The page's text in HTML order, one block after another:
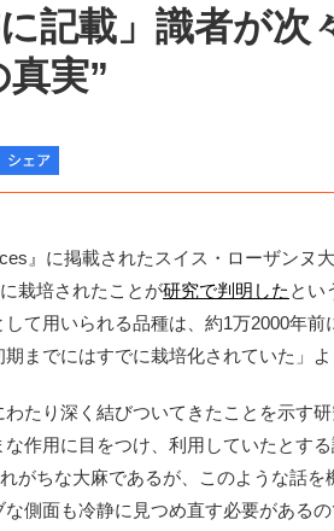
記載」識者が次
実”
』に掲載されたスイス・ローザンヌ
栽培されたことが研究で判明した とい
て用いられる品種は、約1万2000年前
までにはすでに栽培化されていた」よ
たり深く結びついてきたことを示す
作用に目をつけ、利用していたとす
がちな大麻であるが、このような話
側面も冷静に見つめ直す必要がある